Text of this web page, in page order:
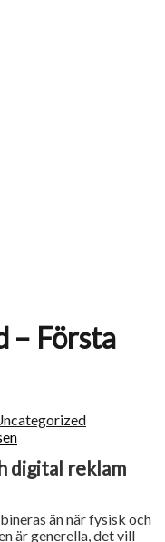
– Första
digital reklam
än när fysisk och
är generella, det vill